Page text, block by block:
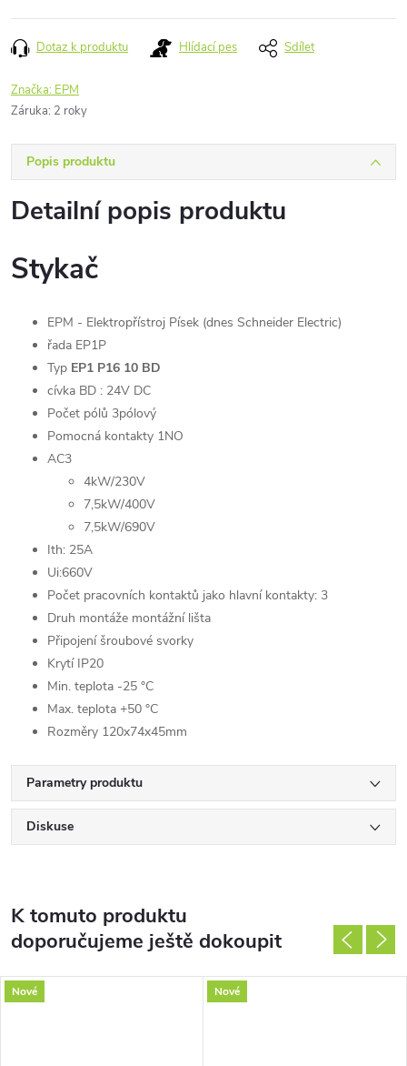
Dotaz k produktu Hlídací pes Sdílet
Značka: EPM
Záruka: 2 roky
Popis produktu
Detailní popis produktu
Stykač
EPM - Elektropřístroj Písek (dnes Schneider Electric)
řada EP1P
Typ EP1 P16 10 BD
cívka BD : 24V DC
Počet pólů 3pólový
Pomocná kontakty 1NO
AC3
4kW/230V
7,5kW/400V
7,5kW/690V
Ith: 25A
Ui:660V
Počet pracovních kontaktů jako hlavní kontakty: 3
Druh montáže montážní lišta
Připojení šroubové svorky
Krytí IP20
Min. teplota -25 °C
Max. teplota +50 °C
Rozměry 120x74x45mm
Parametry produktu
Diskuse
K tomuto produktu
doporučujeme ještě dokoupit
Nové Nové